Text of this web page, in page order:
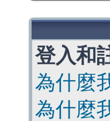
登入和
為什麼
為什麼